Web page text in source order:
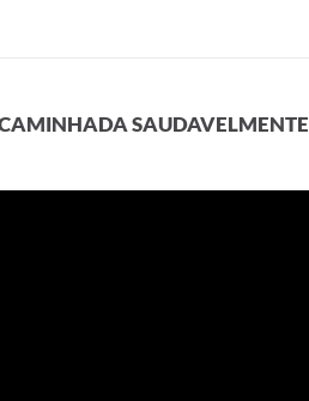
CAMINHADA SAUDAVELMENTE